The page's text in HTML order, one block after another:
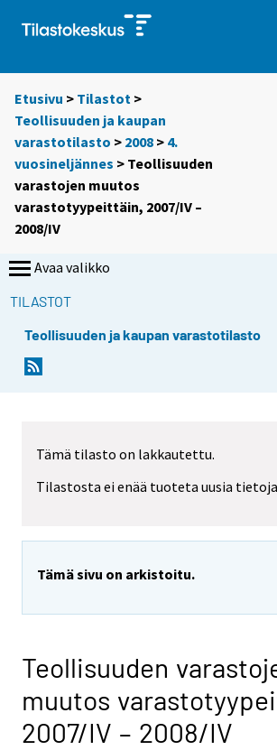
Etusivu > Tilastot >
Teollisuuden ja kaupan
varastotilasto > 2008 > 4.
vuosineljännes > Teollisuuden
varastojen muutos
varastotyypeittäin, 2007/IV –
2008/IV
Avaa valikko
TILASTOT
Teollisuuden ja kaupan varastotilasto
Tämä tilasto on lakkautettu.
Tilastosta ei enää tuoteta uusia
Tämä sivu on arkistoitu.
Teollisuuden
muutos
2007/IV – 2008/IV